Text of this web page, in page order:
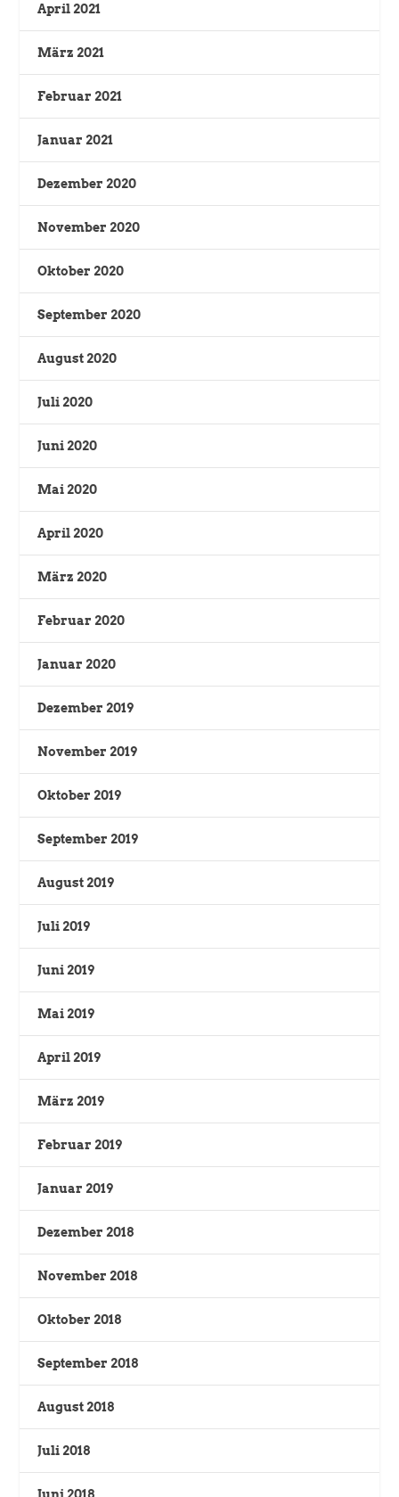
April 2021
März 2021
Februar 2021
Januar 2021
Dezember 2020
November 2020
Oktober 2020
September 2020
August 2020
Juli 2020
Juni 2020
Mai 2020
April 2020
März 2020
Februar 2020
Januar 2020
Dezember 2019
November 2019
Oktober 2019
September 2019
August 2019
Juli 2019
Juni 2019
Mai 2019
April 2019
März 2019
Februar 2019
Januar 2019
Dezember 2018
November 2018
Oktober 2018
September 2018
August 2018
Juli 2018